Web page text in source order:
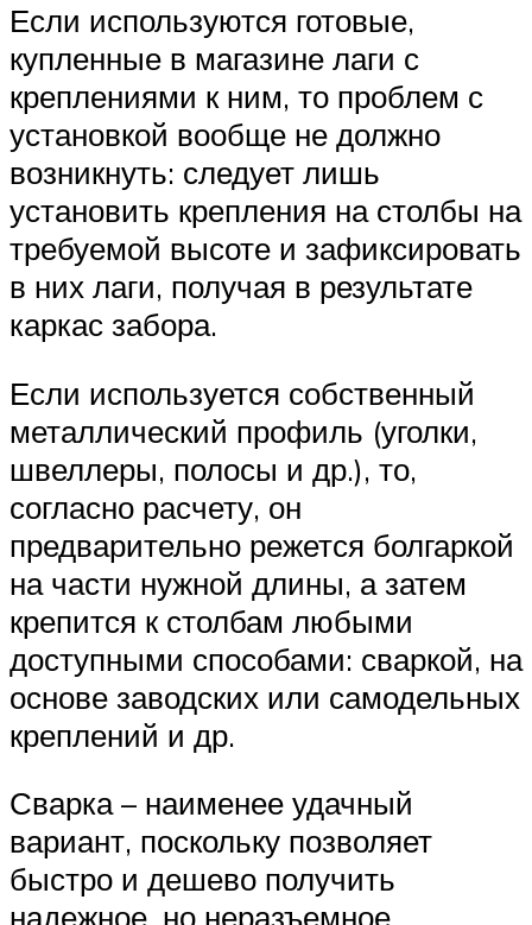
Если используются готовые,
купленные в магазине лаги с
креплениями к ним, то проблем с
установкой вообще не должно
возникнуть: следует лишь
установить крепления на столбы на
требуемой высоте и зафиксировать
в них лаги, получая в результате
каркас забора.
Если используется собственный
металлический профиль (уголки,
швеллеры, полосы и др.), то,
согласно расчету, он
предварительно режется болгаркой
на части нужной длины, а затем
крепится к столбам любыми
доступными способами: сваркой, на
основе заводских или самодельных
креплений и др.
Сварка – наименее удачный
вариант, поскольку позволяет
быстро и дешево получить
надежное, но неразъемное